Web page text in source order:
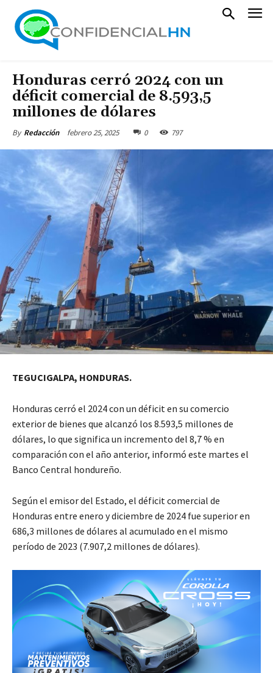
Honduras cerró 2024 con un
déficit comercial de 8.593,5
millones de dólares
By Redacción febrero 25, 2025 0 797
TEGUCIGALPA, HONDURAS.
Honduras cerró el 2024 con un déficit en su comercio
exterior de bienes que alcanzó los 8.593,5 millones de
dólares, lo que significa un incremento del 8,7 % en
comparación con el año anterior, informó este martes el
Banco Central hondureño.
Según el emisor del Estado, el déficit comercial de
Honduras entre enero y diciembre de 2024 fue superior en
686,3 millones de dólares al acumulado en el mismo
período de 2023 (7.907,2 millones de dólares).